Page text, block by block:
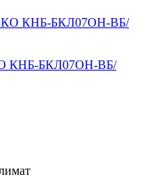
КНБ-БКЛ07ОН-ВБ/